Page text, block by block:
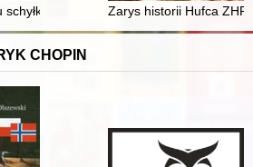
na Zamagurzu Spiskim
schyłku PRL-u : "Kino w cieniu kryzysu.
Zarys historii Hufca
CHOPIN